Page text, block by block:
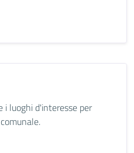
i luoghi d'interesse per